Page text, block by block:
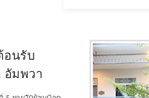
นรับ
อัมพวา